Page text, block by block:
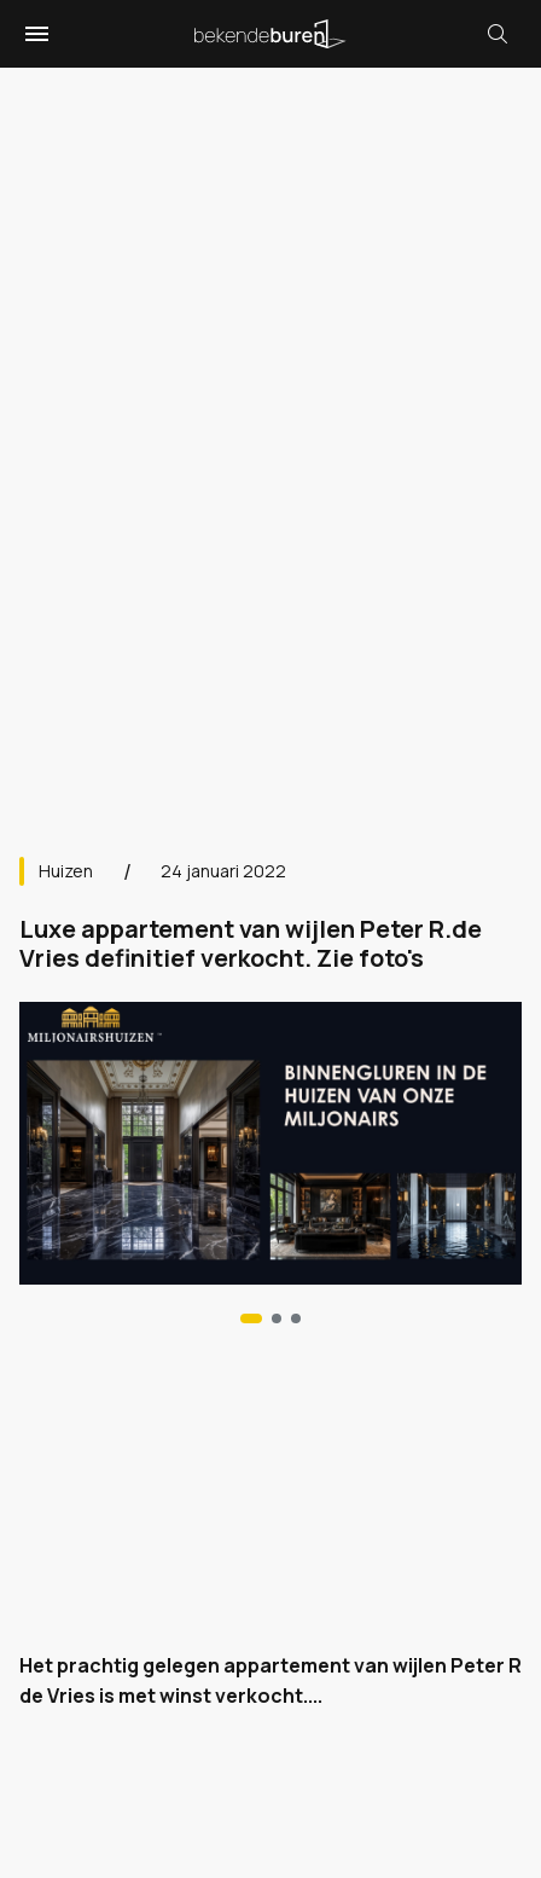
Huizen 24 januari 2022
Luxe appartement van wijlen Peter R.de
Vries definitief verkocht. Zie foto's
Het prachtig gelegen appartement van wijlen Peter R
de Vries is met winst verkocht....